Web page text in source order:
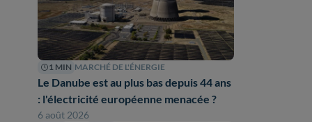
1 MIN MARCHÉ DE L'ÉNERGIE
Le Danube est au plus bas depuis 44 ans
: l'électricité européenne menacée ?
6 août 2026